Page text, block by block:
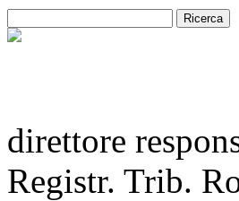
direttore
Registr. Trib.